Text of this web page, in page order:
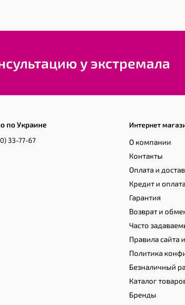
у экстремала
по Украине
33-77-67
Интернет
О компании
Контакты
Оплата и
Кредит и
Гарантия
Возврат и
Часто
Правила сайта
Политика
Безналичный
Каталог
Бренды